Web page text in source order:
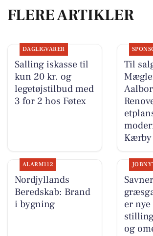
FLERE ARTIKLER
DAGLIGVARER
Salling iskasse til
kun 20 kr. og
legetøjstilbud med
3 for 2 hos Føtex
Til
Kærby
ALARM112
Nordjyllands
Beredskab: Brand
i bygning
er
og